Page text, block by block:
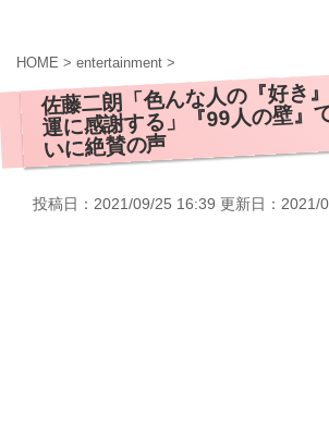
HOME > entertainment >
佐藤二朗「色んな人の『好き
運に感謝する」『99人の壁』
いに絶賛の声
投稿日：2021/09/25 16:39 更新日： 2021/